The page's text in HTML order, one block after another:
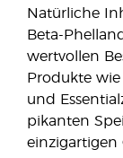
Natürliche
Beta-
wertvollen
Produkte
und
pikanten
einzigartigen